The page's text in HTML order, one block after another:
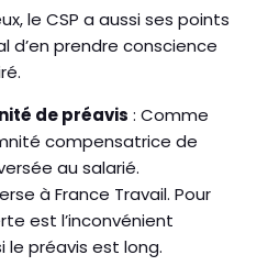
le CSP a aussi ses points
d’en prendre conscience
de préavis : Comme
compensatrice de
au salarié.
à France Travail. Pour
est l’inconvénient
le préavis est long.